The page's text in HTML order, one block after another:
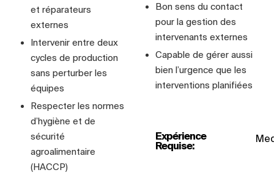
et réparateurs
externes
Intervenir entre deux
cycles de production
sans perturber les
équipes
Respecter les normes
d’hygiène et de
sécurité
agroalimentaire
(HACCP)
Bon sens du contact
pour la gestion des
intervenants externes
Capable de gérer aussi
bien l’urgence que les
interventions planifiées
Expérience
Requise: